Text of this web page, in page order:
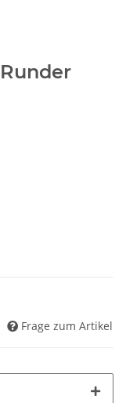
Frage zum Artikel